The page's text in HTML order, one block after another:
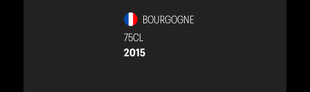
BOURGOGNE
75CL
2015